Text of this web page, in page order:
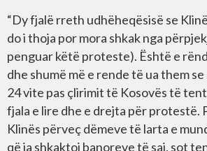
“Dy fjalë rreth udhëheqësisë se
do i thoja por mora shkak nga
penguar këtë proteste). Është e
dhe shumë më e rende të ua them
24 vite pas çlirimit të Kosovës të
fjala e lire dhe e drejta për protestë.
Klinës përveç dëmeve të larta e
që ia shkaktoj banoreve të saj, sot